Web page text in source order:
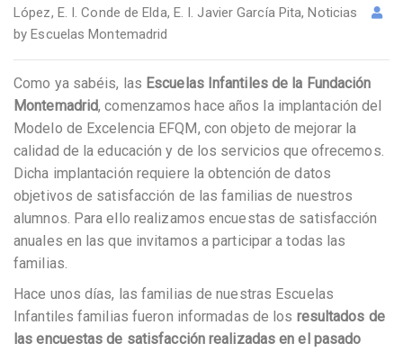
López, E. I. Conde de Elda, E. I. Javier García Pita,Noticias
byEscuelas Montemadrid
Como ya sabéis, las Escuelas Infantiles de la Fundación
Montemadrid, comenzamos hace años la implantación del
Modelo de Excelencia EFQM, con objeto de mejorar la
calidad de la educación y de los servicios que ofrecemos.
Dicha implantación requiere la obtención de datos
objetivos de satisfacción de las familias de nuestros
alumnos. Para ello realizamos encuestas de satisfacción
anuales en las que invitamos a participar a todas las
familias.
Hace unos días, las familias de nuestras Escuelas
Infantiles familias fueron informadas de los resultados de
las encuestas de satisfacción realizadas en el pasado